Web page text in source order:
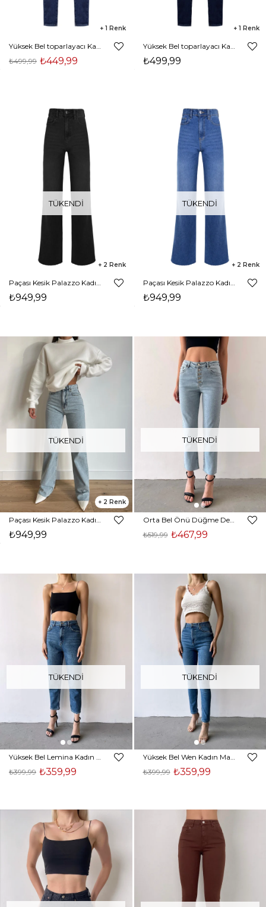
1
Yüksek Bel toparlayacı Kadın Mavi Jean 24k373
₺449,99
₺499,99
1
Yüksek Bel toparlayacı Kadın Lacivert Jean 24k373
₺499,99
TÜKENDI
2
Paçası Kesik Palazzo Kadın Siyah Jean 22K000315
₺949,99
TÜKENDI
2
Paçası Kesik Palazzo Kadın Mavi Jean 22K000315
₺949,99
TÜKENDI
2
Paçası Kesik Palazzo Kadın Buz Mavisi Jean 22K000315
₺949,99
TÜKENDI
Orta Bel Önü Düğme Detaylı Faith Kadın Buz Mavisi Mom Jean23K000427
₺467,99
₺519,99
TÜKENDI
Yüksek Bel Lemina Kadın Mavi Mom Jean 23K000244
₺359,99
₺399,99
TÜKENDI
Yüksek Bel Wen Kadın Mavi Dar Jean 23Y000210
₺359,99
₺399,99